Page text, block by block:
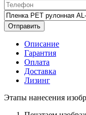
Отправить
Описание
Гарантия
Оплата
Доставка
Лизинг
Этапы нанесения